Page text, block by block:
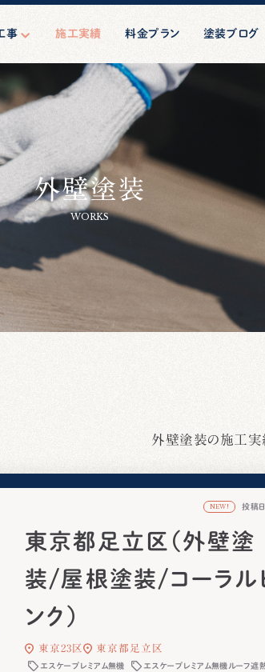
事
塗装
葺き替え）
施工実績 料金プラン 塗装ブログ
外壁塗装
WORKS
外壁塗装の施工実
NEW! 投稿
東京都足立区（外壁塗
装/屋根塗装/コーラル
ンク）
東京23区 東京都足立区
エスケープレミアム無機
エスケープレミアム無機ルーフ遮